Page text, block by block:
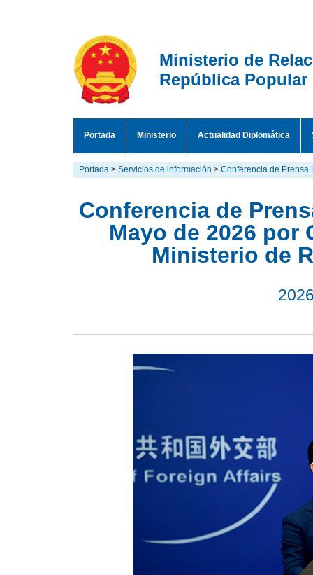
Ministerio de
República Popular
Portada Ministerio Actualidad Diplomática
Portada > Servicios de información > Conferencia de Prensa
Conferencia de
Mayo de 2026 por
Ministerio de